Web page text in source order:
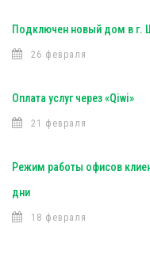
Подключен новый дом в г.
26 февраля
Оплата услуг через «Qiwi»
21 февраля
Режим работы офисов
дни
18 февраля